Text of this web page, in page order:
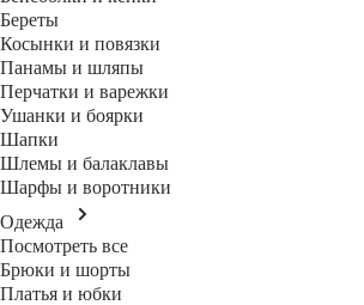
Береты
Косынки и повязки
Панамы и шляпы
Перчатки и варежки
Ушанки и боярки
Шапки
Шлемы и балаклавы
Шарфы и воротники
Одежда
Посмотреть все
Брюки и шорты
Платья и юбки